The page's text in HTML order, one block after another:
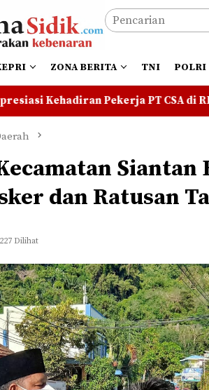
ZONA BERITA TNI POLRI
CSA di RDP, Tegaskan Jangan Ada
Siantan
dan Ratusan
227 Dilihat